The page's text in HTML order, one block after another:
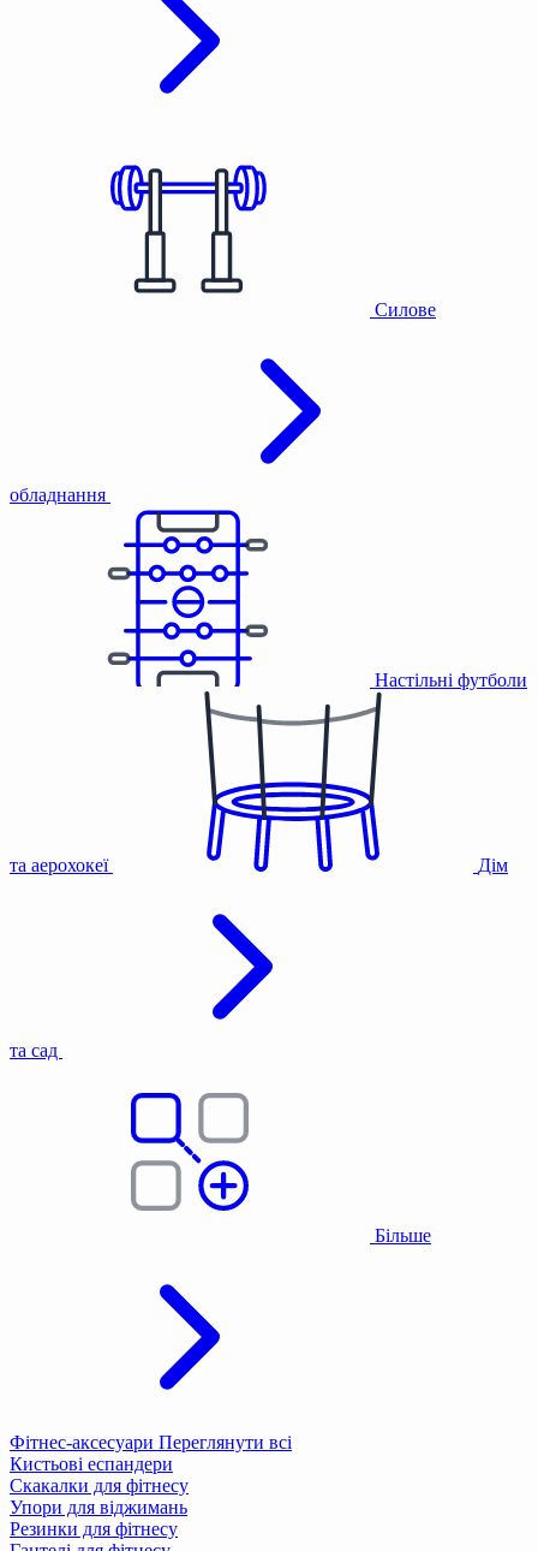
Силове
обладнання
Настільні футболи
та аерохокеї Дім
та сад
Більше
Фітнес-аксесуари Переглянути всі
Кистьові еспандери
Скакалки для фітнесу
Упори для віджимань
Резинки для фітнесу